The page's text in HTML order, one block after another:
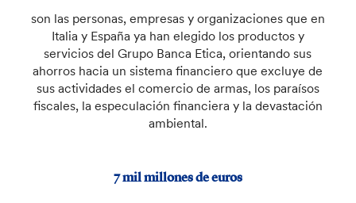
son las personas, empresas y organizaciones que en
Italia y España ya han elegido los productos y
servicios del Grupo Banca Etica, orientando sus
ahorros hacia un sistema financiero que excluye de
sus actividades el comercio de armas, los paraísos
fiscales, la especulación financiera y la devastación
ambiental.
7 mil millones de euros